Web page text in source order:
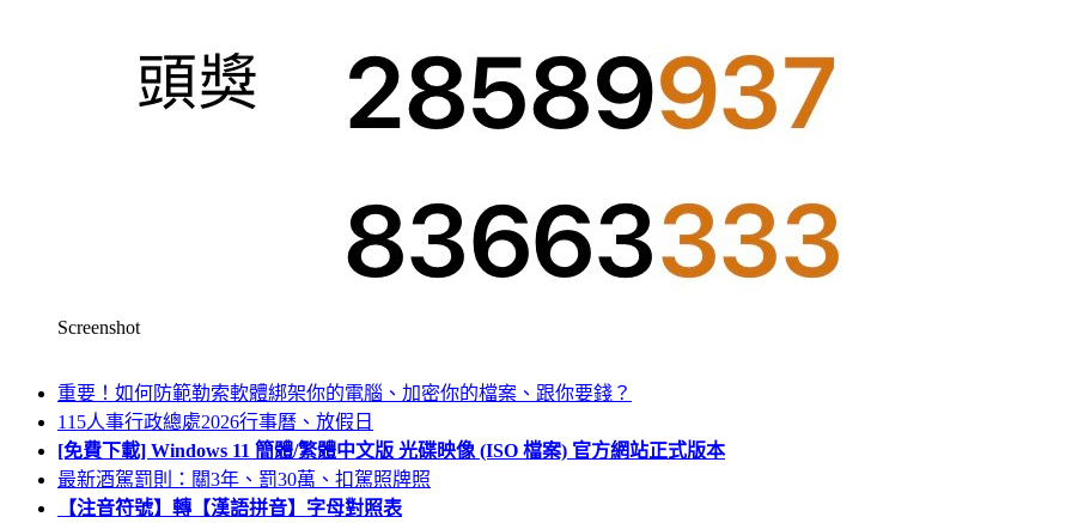
Screenshot
重要！如何防範勒索軟體綁架你的電腦、加密你的檔案、跟你要錢？
115人事行政總處2026行事曆、放假日
[免費下載] Windows 11 簡體/繁體中文版 光碟映像 (ISO 檔案) 官方網站正式版本
最新酒駕罰則：關3年、罰30萬、扣駕照牌照
【注音符號】轉【漢語拼音】字母對照表